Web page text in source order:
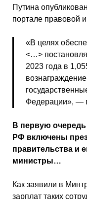
Путина
портале правовой
«В целях
<…>
2023 года в
Федерации», —
В первую
РФ включены
правительства и
министры…
Как заявили в
зарплат таких